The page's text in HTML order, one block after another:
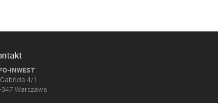
INWEST
4/1
347 Warszawa